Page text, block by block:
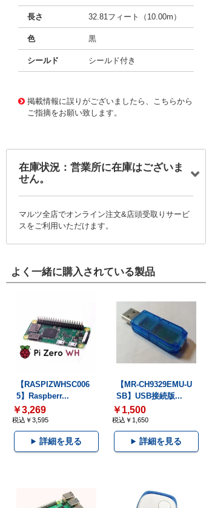
長さ 32.81フィート（10.00m）
色 黒
シールド シールド付き
掲載情報に誤りがございましたら、こちらから
ご指摘をお願い致します。
在庫状況：営業所に在庫はございま
せん。
マルツ全店でオンライン注文&店頭受取りサービ
スをご利用いただけます。
よく一緒に購入されている製品
【RASPIZWHSC006
5】Raspberr...
￥3,269
税込￥3,595
詳細を見る
【MR-CH9329EMU-U
SB】USB接続版...
￥1,500
税込￥1,650
詳細を見る